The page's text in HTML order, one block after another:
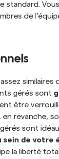
standard.
de
similaires
gérés sont
être
en revanche,
sont
de votre
la liberté